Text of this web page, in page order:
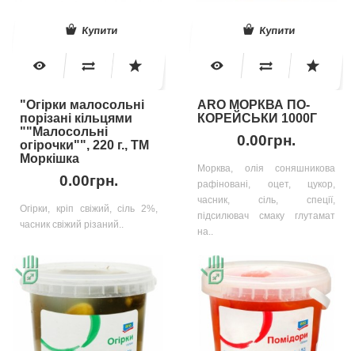
Купити
"Огірки малосольні
порізані кільцями
""Малосольні
огірочки"", 220 г., ТМ
Моркішка
0.00грн.
Огірки, кріп свіжий, сіль 2%,
часник свіжий різаний..
Купити
ARO МОРКВА ПО-
КОРЕЙСЬКИ 1000Г
0.00грн.
Морква, олія соняшникова
рафіновані, оцет, цукор,
часник, сіль, спеції,
підсилювач смаку глутамат
на..